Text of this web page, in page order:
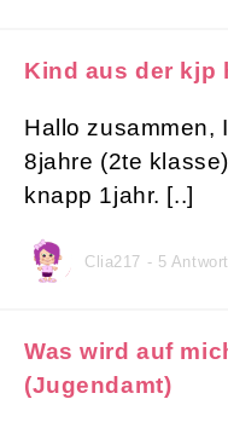
Kind aus der kjp
Hallo zusammen,
8jahre (2te
knapp 1jahr. [..]
Clia217 - 5
Was wird auf
(Jugendamt)